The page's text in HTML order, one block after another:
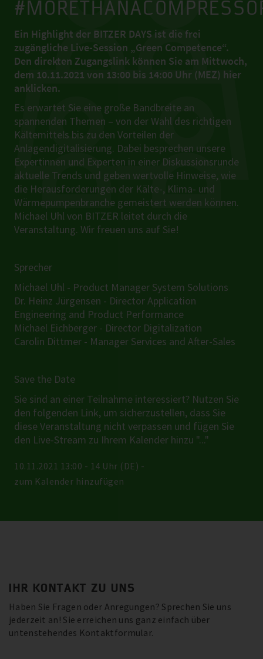
Ein Highlight der BITZER DAYS ist die frei
zugängliche Live-Session „Green Competence“.
Den direkten Zugangslink können Sie am Mittwoch,
dem 10.11.2021 von 13:00 bis 14:00 Uhr (MEZ) hier
anklicken.
Es erwartet Sie eine große Bandbreite an
spannenden Themen – von der Wahl des richtigen
Kältemittels bis zu den Vorteilen der
Anlagendigitalisierung. Dabei besprechen unsere
Expertinnen und Experten in einer Diskussionsrunde
aktuelle Trends und geben wertvolle Hinweise, wie
die Herausforderungen der Kälte-, Klima- und
Wärmepumpenbranche gemeistert werden können.
Michael Uhl von BITZER leitet durch die
Veranstaltung. Wir freuen uns auf Sie!
Sprecher
Michael Uhl - Product Manager System Solutions
Dr. Heinz Jürgensen - Director Application
Engineering and Product Performance
Michael Eichberger - Director Digitalization
Carolin Dittmer - Manager Services and After-Sales
Save the Date
Sie sind an einer Teilnahme interessiert? Nutzen Sie
den folgenden Link, um sicherzustellen, dass Sie
diese Veranstaltung nicht verpassen und fügen Sie
den Live-Stream zu Ihrem Kalender hinzu "..."
10.11.2021 13:00 - 14 Uhr (DE) -
zum Kalender hinzufügen
IHR KONTAKT ZU UNS
Haben Sie Fragen oder Anregungen? Sprechen Sie uns
jederzeit an! Sie erreichen uns ganz einfach über
untenstehendes Kontaktformular.